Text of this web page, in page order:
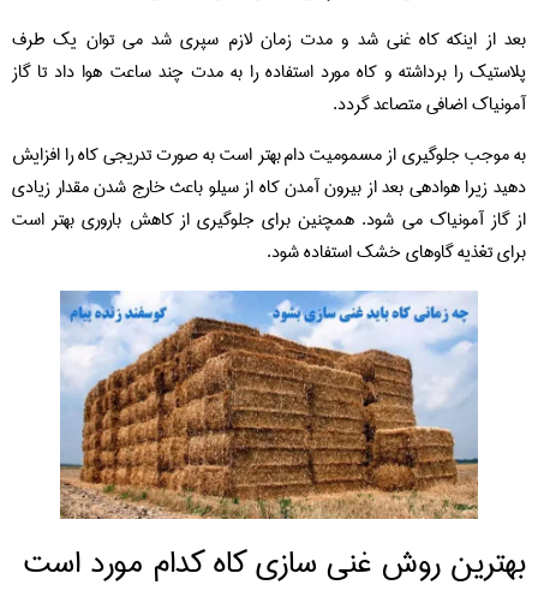
بعد از اینکه کاه غنی شد و مدت زمان لازم سپری شد می توان یک طرف
پلاستیک را برداشته و کاه مورد استفاده را به مدت چند ساعت هوا داد تا گاز
آمونیاک اضافی متصاعد گردد.
به موجب جلوگیری از مسمومیت دام بهتر است به صورت تدریجی کاه را افزایش
دهید زیرا هوادهی بعد از بیرون آمدن کاه از سیلو باعث خارج شدن مقدار زیادی
از گاز آمونیاک می شود. همچنین برای جلوگیری از کاهش باروری بهتر است
برای تغذیه گاوهای خشک استفاده شود.
بهترین روش غنی سازی کاه کدام مورد است